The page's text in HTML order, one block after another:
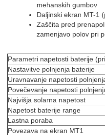
mehanskih gumbov
Daljinski ekran MT-1
Zaščita pred
zamenjavo polov pri
Parametri napetosti baterije
Nastavitve polnjenja baterije
Uravnavanje napetosti
Povečevanje napetosti
Najvišja solarna napetost
Napetost baterije range
Lastna poraba
Povezava na ekran MT1